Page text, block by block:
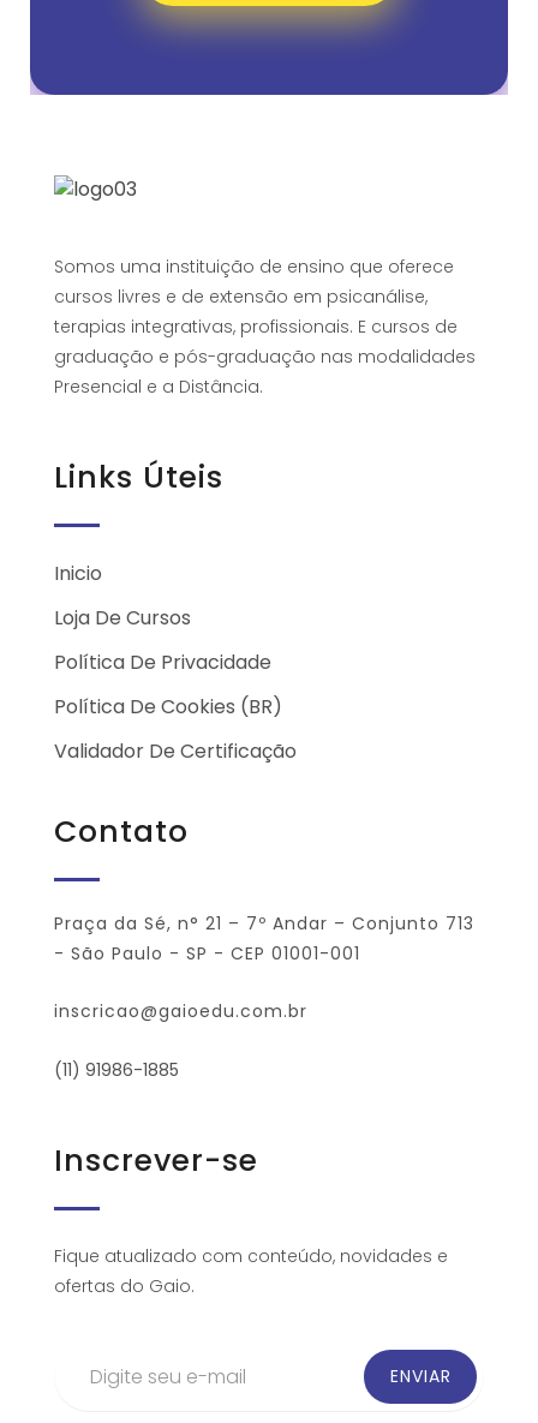
Somos uma instituição de ensino que oferece
cursos livres e de extensão em psicanálise,
terapias integrativas, profissionais. E cursos de
graduação e pós-graduação nas modalidades
Presencial e a Distância.
Links Úteis
Inicio
Loja De Cursos
Política De Privacidade
Política De Cookies (BR)
Validador De Certificação
Contato
Praça da Sé, n° 21 – 7º Andar – Conjunto 713
- São Paulo - SP - CEP 01001-001
inscricao@gaioedu.com.br
(11) 91986-1885
Inscrever-se
Fique atualizado com conteúdo, novidades e
ofertas do Gaio.